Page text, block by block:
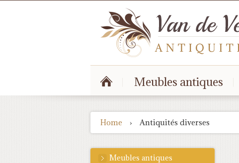
Meubles antiques
Home › Antiquités diverses
Meubles antiques